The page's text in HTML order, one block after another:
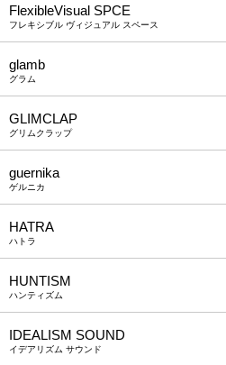
FlexibleVisual SPCE
フレキシブル ヴィジュアル スペース
glamb
グラム
GLIMCLAP
グリムクラップ
guernika
ゲルニカ
HATRA
ハトラ
HUNTISM
ハンティズム
IDEALISM SOUND
イデアリズム サウンド